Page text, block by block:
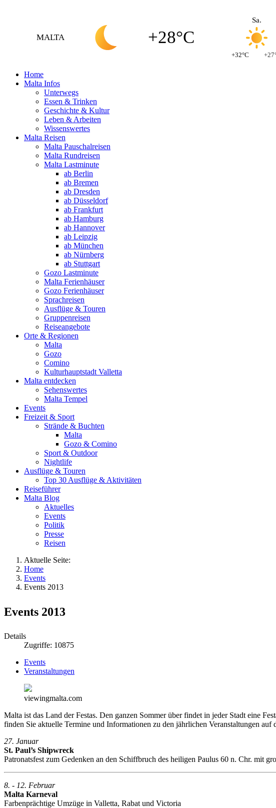
MALTA +28°C
Sa.
+32°C
Home
Malta Infos
Unterwegs
Essen & Trinken
Geschichte & Kultur
Leben & Arbeiten
Wissenswertes
Malta Reisen
Malta Pauschalreisen
Malta Rundreisen
Malta Lastminute
ab Berlin
ab Bremen
ab Dresden
ab Düsseldorf
ab Frankfurt
ab Hamburg
ab Hannover
ab Leipzig
ab München
ab Nürnberg
ab Stuttgart
Gozo Lastminute
Malta Ferienhäuser
Gozo Ferienhäuser
Sprachreisen
Ausflüge & Touren
Gruppenreisen
Reiseangebote
Orte & Regionen
Malta
Gozo
Comino
Kulturhauptstadt Valletta
Malta entdecken
Sehenswertes
Malta Tempel
Events
Freizeit & Sport
Strände & Buchten
Malta
Gozo & Comino
Sport & Outdoor
Nightlife
Ausflüge & Touren
Top 30 Ausflüge & Aktivitäten
Reiseführer
Malta Blog
Aktuelles
Events
Politik
Presse
Reisen
Aktuelle Seite:
Home
Events
Events 2013
Events 2013
Details
Zugriffe: 10875
Events
Veranstaltungen
viewingmalta.com
Malta ist das Land der Festas. Den ganzen Sommer über findet in jeder Stadt eine
finden Sie aktuelle Termine und Informationen zu den jährlichen Veranstaltungen
27. Januar
St. Paul’s Shipwreck
Patronatsfest zum Gedenken an den Schiffbruch des heiligen Paulus 60 n. Chr. mit
8. - 12. Februar
Malta Karneval
Farbenprächtige Umzüge in Valletta, Rabat und Victoria